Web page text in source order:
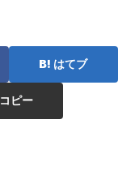
はてブ
コピー